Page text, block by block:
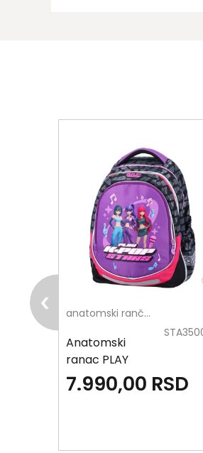
pošalji
anatomski rančevi
Anatomski
ranac PLAY
Maxx - K-POP
7.990,00 RSD